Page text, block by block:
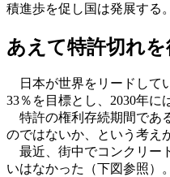
積進歩を促し国は発展する。
あえて特許切れ
日本が世界をリードして
33％を目標とし、2030年に
特許の権利存続期間であ
のではないか、という考え
最近、街中でコンクリー
いはなかった（下図参照）。